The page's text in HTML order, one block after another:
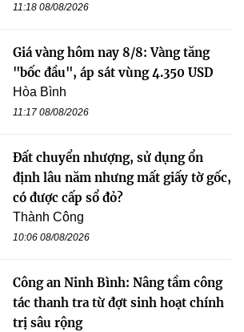
11:18 08/08/2026
Giá vàng hôm nay 8/8: Vàng tăng
"bốc đầu", áp sát vùng 4.350 USD
Hòa Bình
11:17 08/08/2026
Đất chuyển nhượng, sử dụng ổn
định lâu năm nhưng mất giấy tờ gốc,
có được cấp sổ đỏ?
Thành Công
10:06 08/08/2026
Công an Ninh Bình: Nâng tầm công
tác thanh tra từ đợt sinh hoạt chính
trị sâu rộng